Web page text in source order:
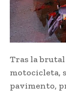
Tras la brutal
motocicleta,
pavimento,